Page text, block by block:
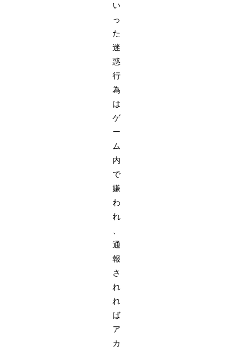
い
っ
た
迷
惑
行
為
は
ゲ
ー
ム
内
で
嫌
わ
れ
通
報
さ
れ
れ
ば
ア
カ